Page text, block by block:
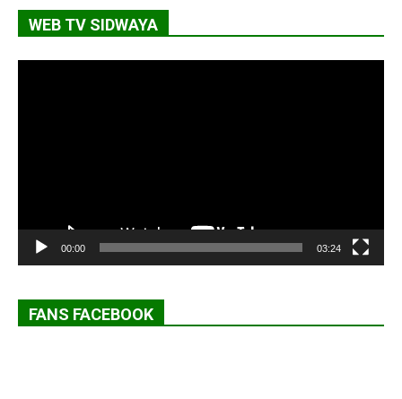
WEB TV SIDWAYA
00:00 03:24
FANS FACEBOOK